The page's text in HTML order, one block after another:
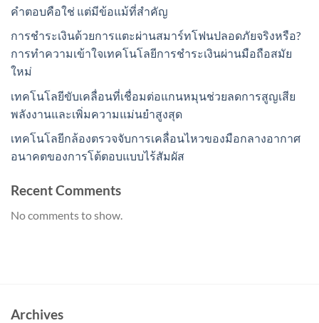
คำตอบคือใช่ แต่มีข้อแม้ที่สำคัญ
การชำระเงินด้วยการแตะผ่านสมาร์ทโฟนปลอดภัยจริงหรือ?
การทำความเข้าใจเทคโนโลยีการชำระเงินผ่านมือถือสมัย
ใหม่
เทคโนโลยีขับเคลื่อนที่เชื่อมต่อแกนหมุนช่วยลดการสูญเสีย
พลังงานและเพิ่มความแม่นยำสูงสุด
เทคโนโลยีกล้องตรวจจับการเคลื่อนไหวของมือกลางอากาศ
อนาคตของการโต้ตอบแบบไร้สัมผัส
Recent Comments
No comments to show.
Archives